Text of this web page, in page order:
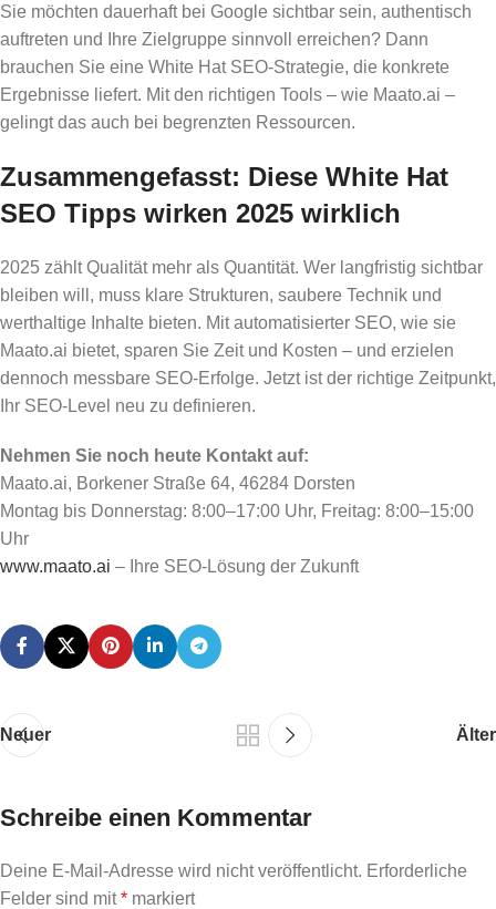
Sie möchten dauerhaft bei Google sichtbar sein, authentisch
auftreten und Ihre Zielgruppe sinnvoll erreichen? Dann
brauchen Sie eine White Hat SEO-Strategie, die konkrete
Ergebnisse liefert. Mit den richtigen Tools – wie Maato.ai –
gelingt das auch bei begrenzten Ressourcen.
Zusammengefasst: Diese White Hat
SEO Tipps wirken 2025 wirklich
2025 zählt Qualität mehr als Quantität. Wer langfristig sichtbar
bleiben will, muss klare Strukturen, saubere Technik und
werthaltige Inhalte bieten. Mit automatisierter SEO, wie sie
Maato.ai bietet, sparen Sie Zeit und Kosten – und erzielen
dennoch messbare SEO-Erfolge. Jetzt ist der richtige Zeitpunkt,
Ihr SEO-Level neu zu definieren.
Nehmen Sie noch heute Kontakt auf:
Maato.ai, Borkener Straße 64, 46284 Dorsten
Montag bis Donnerstag: 8:00–17:00 Uhr, Freitag: 8:00–15:00
Uhr
www.maato.ai – Ihre SEO-Lösung der Zukunft
Neuer Älter
Schreibe einen Kommentar
Deine E-Mail-Adresse wird nicht veröffentlicht. Erforderliche
Felder sind mit* markiert